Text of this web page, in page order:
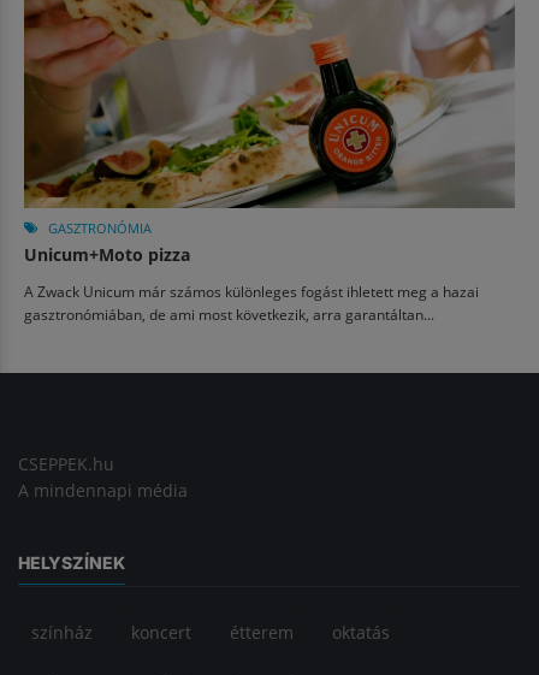
GASZTRONÓMIA
Unicum+Moto pizza
A Zwack Unicum már számos különleges fogást ihletett meg a hazai
gasztronómiában, de ami most következik, arra garantáltan...
CSEPPEK.hu
A mindennapi média
HELYSZÍNEK
színház koncert étterem oktatás